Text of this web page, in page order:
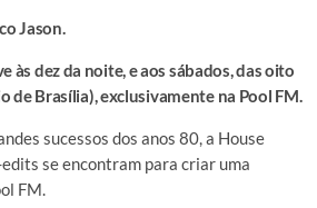
Jason.
às dez da noite, e aos sábados, das oito
de Brasília), exclusivamente na Pool FM.
sucessos dos anos 80, a House
se encontram para criar uma
FM.